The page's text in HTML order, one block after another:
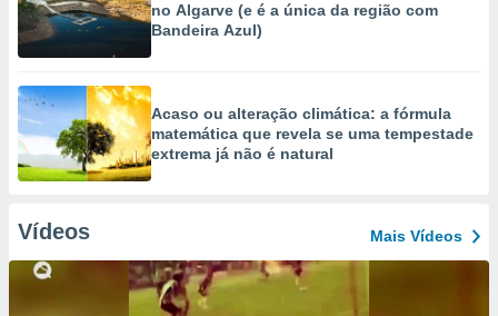
no Algarve (e é a única da região com
Bandeira Azul)
Acaso ou alteração climática: a fórmula
matemática que revela se uma tempestade
extrema já não é natural
Vídeos Mais Vídeos